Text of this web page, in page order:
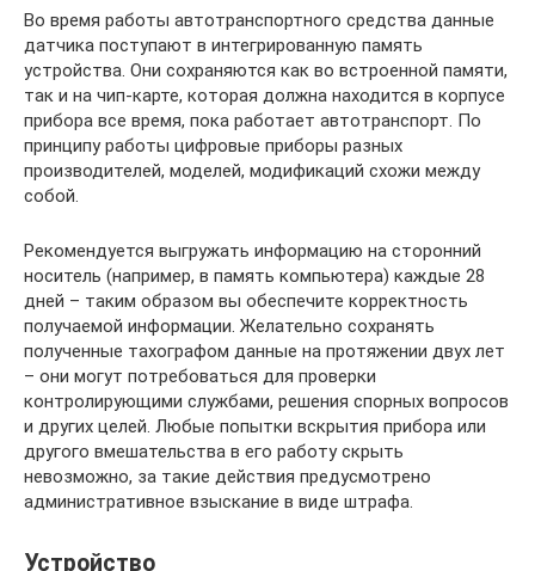
Во время работы автотранспортного средства данные
датчика поступают в интегрированную память
устройства. Они сохраняются как во встроенной памяти,
так и на чип-карте, которая должна находится в корпусе
прибора все время, пока работает автотранспорт. По
принципу работы цифровые приборы разных
производителей, моделей, модификаций схожи между
собой.
Рекомендуется выгружать информацию на сторонний
носитель (например, в память компьютера) каждые 28
дней – таким образом вы обеспечите корректность
получаемой информации. Желательно сохранять
полученные тахографом данные на протяжении двух лет
– они могут потребоваться для проверки
контролирующими службами, решения спорных вопросов
и других целей. Любые попытки вскрытия прибора или
другого вмешательства в его работу скрыть
невозможно, за такие действия предусмотрено
административное взыскание в виде штрафа.
Устройство